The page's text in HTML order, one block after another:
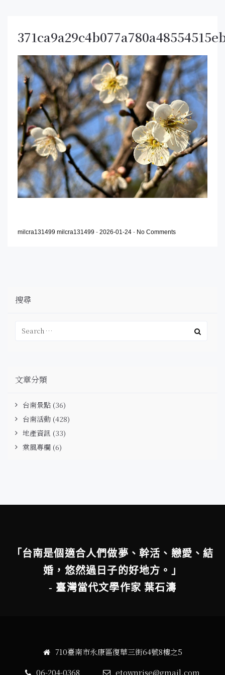
milcra131499 milcra131499 - 2026-01-24 - No Comments
搜尋
文章分類
台南景點 (36)
台南活動 (428)
地產資訊 (33)
棠風專欄 (6)
「台南是個適合人們做夢、幹活、戀愛、結
婚，悠然過日子的好地方。」
- 臺灣當代文學作家 葉石濤
710臺南市永康區復華三街64號8樓之5
06-204-0368
etownrise@gmail.com